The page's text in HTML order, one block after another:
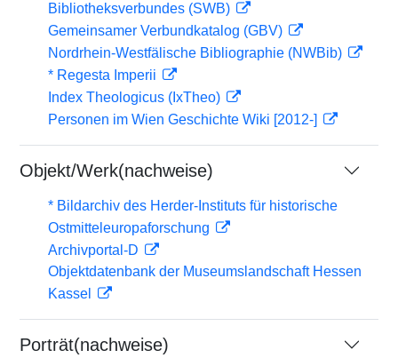
Bibliotheksverbundes (SWB)
Gemeinsamer Verbundkatalog (GBV)
Nordrhein-Westfälische Bibliographie (NWBib)
* Regesta Imperii
Index Theologicus (IxTheo)
Personen im Wien Geschichte Wiki [2012-]
Objekt/Werk(nachweise)
* Bildarchiv des Herder-Instituts für historische
Ostmitteleuropaforschung
Archivportal-D
Objektdatenbank der Museumslandschaft Hessen
Kassel
Porträt(nachweise)